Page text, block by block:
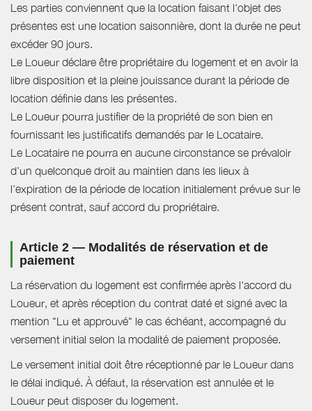
Les parties conviennent que la location faisant l'objet des
présentes est une location saisonnière, dont la durée ne peut
excéder 90 jours.
Le Loueur déclare être propriétaire du logement et en avoir la
libre disposition et la pleine jouissance durant la période de
location définie dans les présentes.
Le Loueur pourra justifier de la propriété de son bien en
fournissant les justificatifs demandés par le Locataire.
Le Locataire ne pourra en aucune circonstance se prévaloir
d’un quelconque droit au maintien dans les lieux à
l’expiration de la période de location initialement prévue sur le
présent contrat, sauf accord du propriétaire.
Article 2 — Modalités de réservation et de
paiement
La réservation du logement est confirmée après l'accord du
Loueur, et après réception du contrat daté et signé avec la
mention "Lu et approuvé" le cas échéant, accompagné du
versement initial selon la modalité de paiement proposée.
Le versement initial doit être réceptionné par le Loueur dans
le délai indiqué. À défaut, la réservation est annulée et le
Loueur peut disposer du logement.